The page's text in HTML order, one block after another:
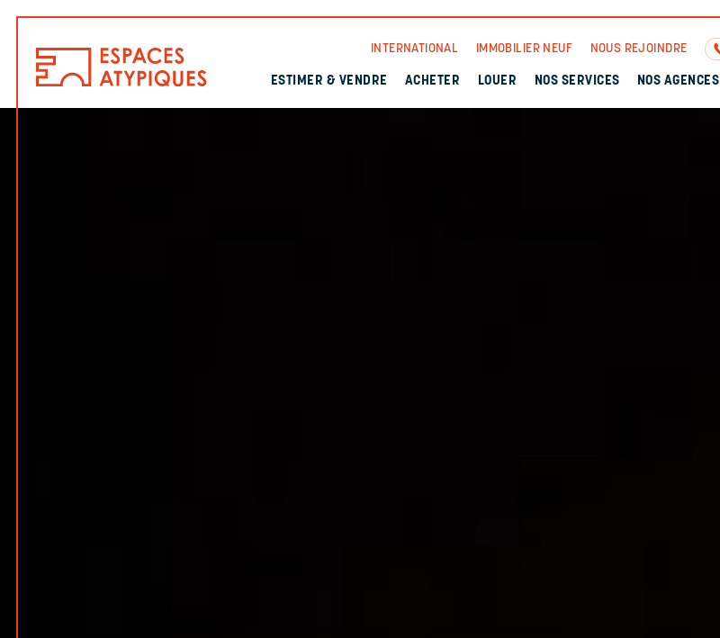
INTERNATIONAL IMMOBILIER NEUF NOUS REJOINDRE
ESTIMER & VENDRE ACHETER LOUER NOS SERVICES NOS AGENCES